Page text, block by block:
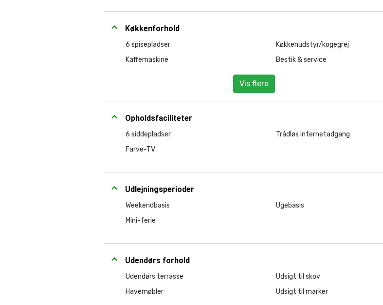
Køkkenforhold
6 spisepladser
Kaffemaskine
Køkkenudstyr/kogegrej
Bestik & service
Vis flere
Opholdsfaciliteter
6 siddepladser
Farve-TV
Trådløs internetadgang
Udlejningsperioder
Weekendbasis
Mini-ferie
Ugebasis
Udendørs forhold
Udendørs terrasse
Havemøbler
Udsigt til skov
Udsigt til marker